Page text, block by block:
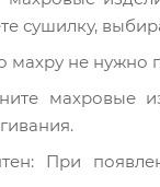
сушилку,
не нужно
махровые
При